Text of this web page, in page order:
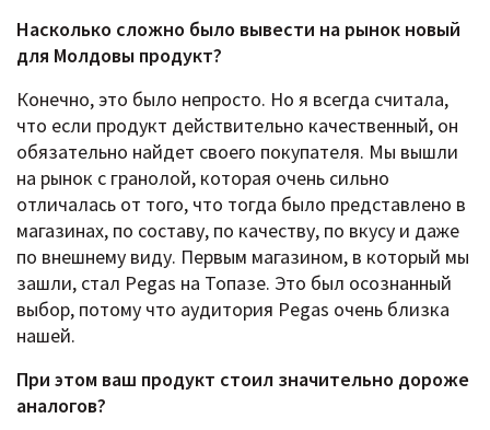
Насколько сложно было вывести на рынок новый
для Молдовы продукт?
Конечно, это было непросто. Но я всегда считала,
что если продукт действительно качественный, он
обязательно найдет своего покупателя. Мы вышли
на рынок с гранолой, которая очень сильно
отличалась от того, что тогда было представлено в
магазинах, по составу, по качеству, по вкусу и даже
по внешнему виду. Первым магазином, в который мы
зашли, стал Pegas на Топазе. Это был осознанный
выбор, потому что аудитория Pegas очень близка
нашей.
При этом ваш продукт стоил значительно дороже
аналогов?